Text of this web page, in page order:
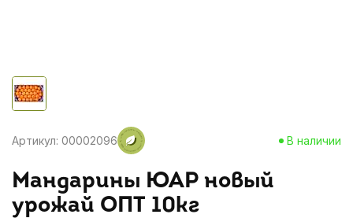
Артикул: 00002096 В наличии
Мандарины ЮАР новый
урожай ОПТ 10кг